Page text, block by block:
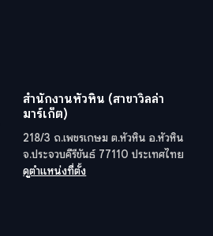
สำนักงานหัวหิน (สาขาวิลล่า
มาร์เก็ต)
218/3 ถ.เพชรเกษม ต.หัวหิน อ.หัวหิน
จ.ประจวบคีรีขันธ์ 77110 ประเทศไทย
ดูตำแหน่งที่ตั้ง